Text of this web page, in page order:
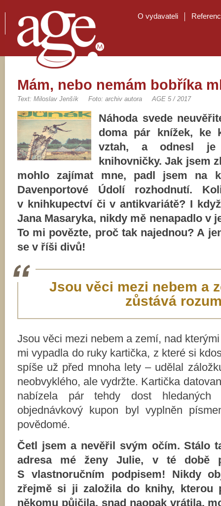
O vydavateli
Mám, nebo nemám bobříka
Text: Miloslav Jenšík Foto: archiv autora AGE 5 / 2017
Náhoda svede
doma pár knížek, ke
vztah, a odnesl je
knihovničky. Jak jsem
mohlo zajímat mne, padl jsem na
Davenportové Údolí rozhodnutí.
v knihkupectví či v antikvariátě? I
Jana Masaryka, nikdy mě nenapadlo v
To mi povězte, proč tak najednou? A
se v říši divů!
Jsou věci mezi nebem a
zůstává
Jsou věci mezi nebem a zemí, nad
mi vypadla do ruky kartička, z které si
spíše už před mnoha lety – udělal
neobvyklého, ale vydržte. Kartička
nabízela pár tehdy dost hledaných
objednávkový kupon byl vyplněn
povědomé.
Četl jsem a nevěřil svým očím. Stálo
adresa mé ženy Julie, v té době
S vlastnoručním podpisem! Nikdy
zřejmě si ji založila do knihy, kterou
někomu půjčila, snad naopak vrátila,